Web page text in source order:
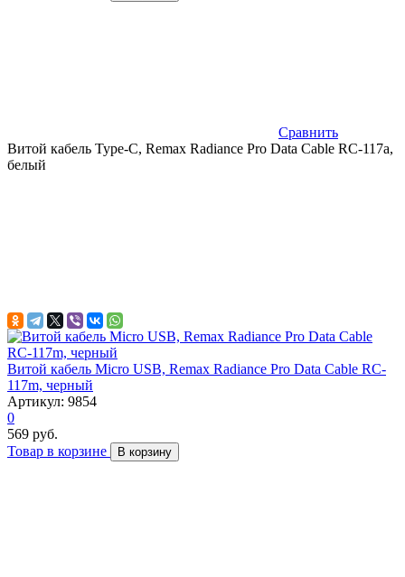
Сравнить
Витой кабель Type-C, Remax Radiance Pro Data Cable RC-117a,
белый
Витой кабель Micro USB, Remax Radiance Pro Data Cable RC-
117m, черный
Артикул: 9854
0
569 руб.
Товар в корзине
В корзину